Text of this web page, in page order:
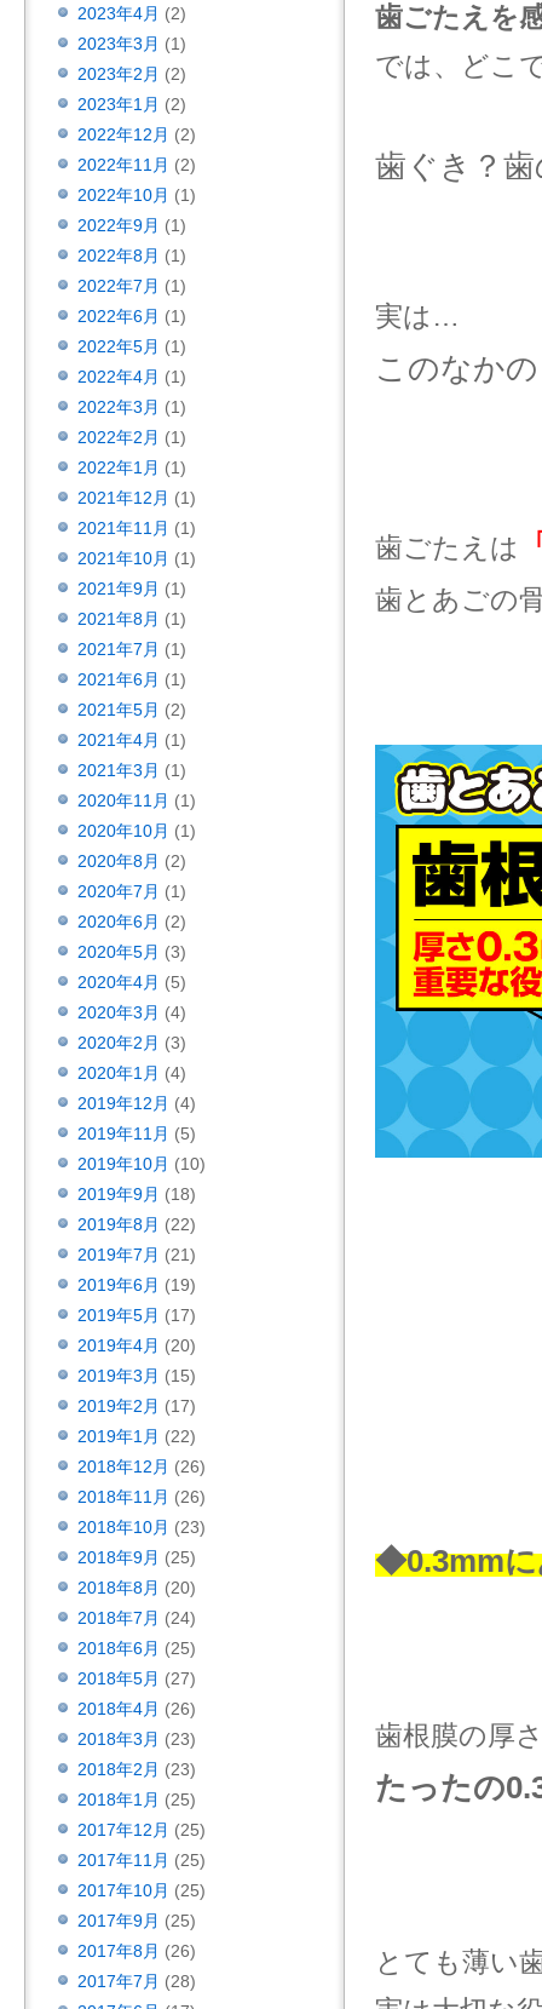
歯ごたえを
では、どこ
歯ぐき？
実は…
このなか
歯ごたえは
歯とあごの
◆0.3mmに
歯根膜の厚
たったの
とても薄い
2023年4月 (2)
2023年3月 (1)
2023年2月 (2)
2023年1月 (2)
2022年12月 (2)
2022年11月 (2)
2022年10月 (1)
2022年9月 (1)
2022年8月 (1)
2022年7月 (1)
2022年6月 (1)
2022年5月 (1)
2022年4月 (1)
2022年3月 (1)
2022年2月 (1)
2022年1月 (1)
2021年12月 (1)
2021年11月 (1)
2021年10月 (1)
2021年9月 (1)
2021年8月 (1)
2021年7月 (1)
2021年6月 (1)
2021年5月 (2)
2021年4月 (1)
2021年3月 (1)
2020年11月 (1)
2020年10月 (1)
2020年8月 (2)
2020年7月 (1)
2020年6月 (2)
2020年5月 (3)
2020年4月 (5)
2020年3月 (4)
2020年2月 (3)
2020年1月 (4)
2019年12月 (4)
2019年11月 (5)
2019年10月 (10)
2019年9月 (18)
2019年8月 (22)
2019年7月 (21)
2019年6月 (19)
2019年5月 (17)
2019年4月 (20)
2019年3月 (15)
2019年2月 (17)
2019年1月 (22)
2018年12月 (26)
2018年11月 (26)
2018年10月 (23)
2018年9月 (25)
2018年8月 (20)
2018年7月 (24)
2018年6月 (25)
2018年5月 (27)
2018年4月 (26)
2018年3月 (23)
2018年2月 (23)
2018年1月 (25)
2017年12月 (25)
2017年11月 (25)
2017年10月 (25)
2017年9月 (25)
2017年8月 (26)
2017年7月 (28)